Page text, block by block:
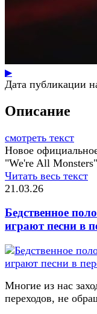
▶
Дата публикации
Описание
смотреть текст
Новое
"We're All
Читать весь текст
21.03.26
Бедственное
играют песни в
Многие из нас
переходов, не